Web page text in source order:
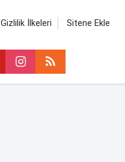
Gizlilik İlkeleri Sitene Ekle